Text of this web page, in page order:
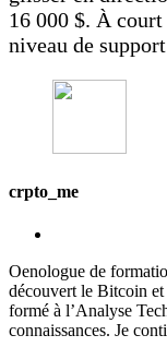
16 000 $. À
niveau de
crpto_me
Oenologue de
découvert le Bitcoin et
formé à l’Analyse
connaissances. Je